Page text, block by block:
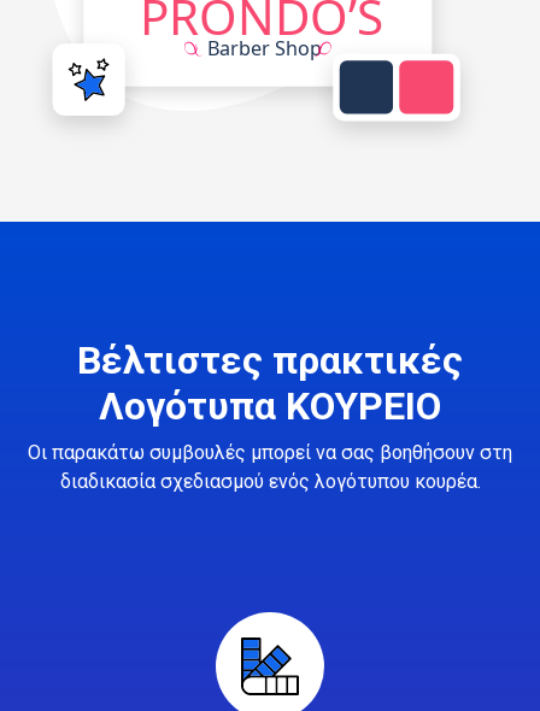
Βέλτιστες πρακτικές
Λογότυπα ΚΟΥΡΕΙΟ
Οι παρακάτω συμβουλές μπορεί να σας βοηθήσουν στη
διαδικασία σχεδιασμού ενός λογότυπου κουρέα.